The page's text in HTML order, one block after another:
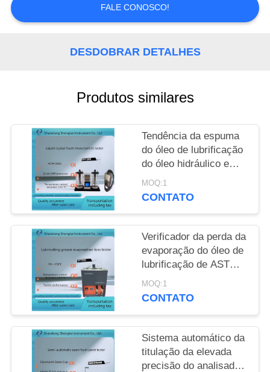
MAPA
POLICY
FALE CONOSCO!
DESDOBRAR DETALHES
Produtos similares
Tendência da espuma
do óleo de lubrificação
do óleo hidráulico e
verificador ASTM D892
da estabilidade de
MOQ:1
CONTATO
Verificador da perda da
evaporação do óleo de
lubrificação de ASTM
D972 em alguma
temperatura entre o ℃
MOQ:1
CONTATO
Sistema automático da
titulação da elevada
precisão do analisador